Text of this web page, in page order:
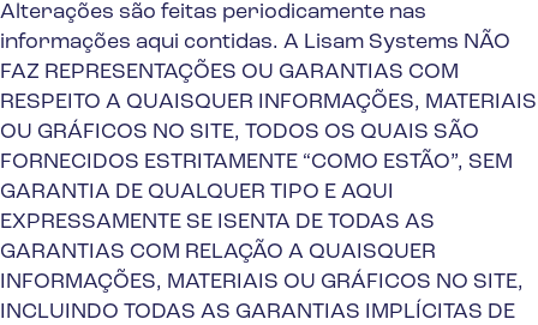
Alterações são feitas periodicamente nas
informações aqui contidas. A Lisam Systems NÃO
FAZ REPRESENTAÇÕES OU GARANTIAS COM
RESPEITO A QUAISQUER INFORMAÇÕES, MATERIAIS
OU GRÁFICOS NO SITE, TODOS OS QUAIS SÃO
FORNECIDOS ESTRITAMENTE “COMO ESTÃO”, SEM
GARANTIA DE QUALQUER TIPO E AQUI
EXPRESSAMENTE SE ISENTA DE TODAS AS
GARANTIAS COM RELAÇÃO A QUAISQUER
INFORMAÇÕES, MATERIAIS OU GRÁFICOS NO SITE,
INCLUINDO TODAS AS GARANTIAS IMPLÍCITAS DE